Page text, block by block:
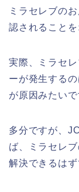
ミラセレブの
認されることを
実際、ミラセ
ーが発生する
が原因みたいで
多分ですが、
ば、ミラセレ
解決できるはず